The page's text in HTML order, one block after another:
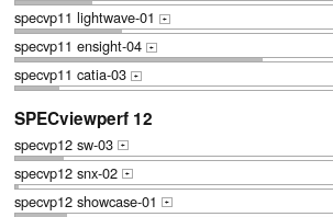
specvp11 lightwave-01 +
specvp11 ensight-04 +
specvp11 catia-03 +
SPECviewperf 12
specvp12 sw-03 +
specvp12 snx-02 +
specvp12 showcase-01 +